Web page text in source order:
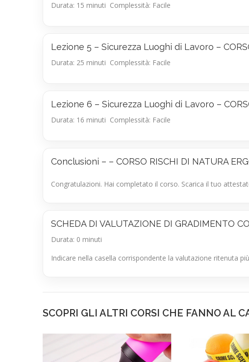
Durata: 15 minuti Complessità: Facile
Lezione 5 – Sicurezza Luoghi di Lavoro –
Durata: 25 minuti Complessità: Facile
Lezione 6 – Sicurezza Luoghi di Lavoro –
Durata: 16 minuti Complessità: Facile
Conclusioni – – CORSO RISCHI DI NATURA
Congratulazioni. Hai completato il corso. Scarica il tuo
SCHEDA DI VALUTAZIONE DI GRADIMENTO
Durata: 0 minuti
Indicare nella casella corrispondente la valutazione ritenuta
SCOPRI GLI ALTRI CORSI CHE FANNO AL